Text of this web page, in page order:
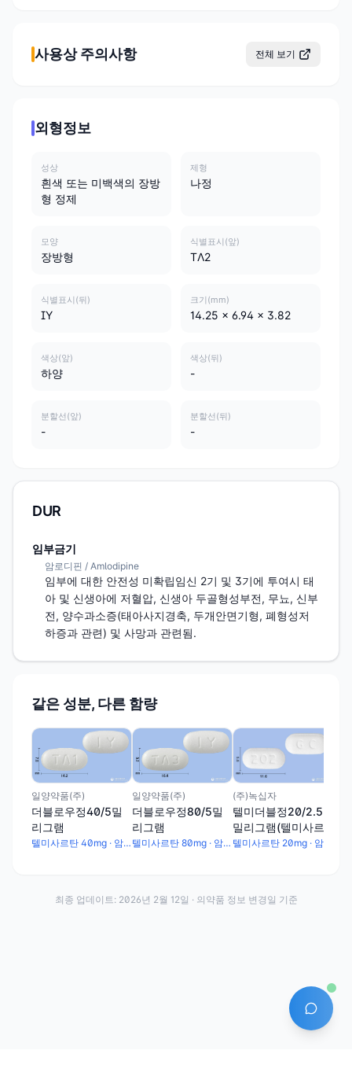
사용상 주의사항 전체 보기
외형정보
성상
흰색 또는 미백색의 장방
형 정제
제형
나정
모양
장방형
식별표시(앞)
TΛ2
식별표시(뒤)
IY
크기(mm)
14.25 x 6.94 x 3.82
색상(앞)
하양
색상(뒤)
-
분할선(앞)
-
분할선(뒤)
-
DUR
임부금기
암로디핀 / Amlodipine
임부에 대한 안전성 미확립임신 2기 및 3기에 투여시 태
아 및 신생아에 저혈압, 신생아 두골형성부전, 무뇨, 신부
전, 양수과소증(태아사지경축, 두개안면기형, 폐형성저
하증과 관련) 및 사망과 관련됨.
같은 성분, 다른 함량
일양약품(주)
더블로우정40/5밀
리그램
텔미사르탄 40mg · 암로디핀베실산염 6.935mg
일양약품(주)
더블로우정80/5밀
리그램
텔미사르탄 80mg · 암로디핀베실산염 6.935mg
(주)녹십자
텔미더블정20/2.5
밀리그램(텔미사르
탄, 암로디핀베실산
AI 에이
최종 업데이트: 2026년 2월 12일 · 의약품 정보 변경일 기준